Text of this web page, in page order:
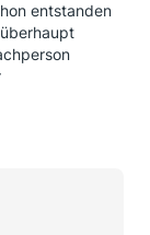
entstanden